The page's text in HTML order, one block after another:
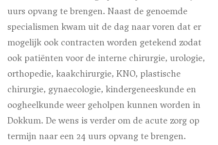
uurs opvang te brengen. Naast de genoemde
specialismen kwam uit de dag naar voren dat er
mogelijk ook contracten worden getekend zodat
ook patiënten voor de interne chirurgie, urologie,
orthopedie, kaakchirurgie, KNO, plastische
chirurgie, gynaecologie, kindergeneeskunde en
oogheelkunde weer geholpen kunnen worden in
Dokkum. De wens is verder om de acute zorg op
termijn naar een 24 uurs opvang te brengen.